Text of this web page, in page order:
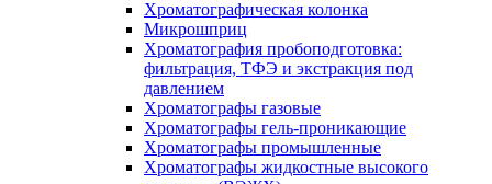
Хроматографическая колонка
Микрошприц
Хроматография пробоподготовка:
фильтрация, ТФЭ и экстракция под
давлением
Хроматографы газовые
Хроматографы гель-проникающие
Хроматографы промышленные
Хроматографы жидкостные высокого